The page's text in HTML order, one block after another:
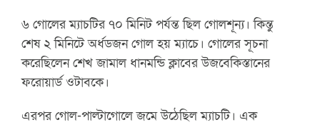
৬ গোলের ম্যাচটির ৭০ মিনিট পর্যন্ত ছিল গোলশূন্য। কিন্তু
শেষ ২ মিনিটে অর্ধডজন গোল হয় ম্যাচে। গোলের সূচনা
করেছিলেন শেখ জামাল ধানমন্ডি ক্লাবের উজবেকিস্তানের
ফরোয়ার্ড ওটাবকে।
এরপর গোল-পাল্টাগোলে জমে উঠেছিল ম্যাচটি। এক